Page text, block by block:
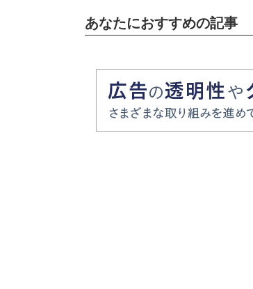
あなたにおすすめの記事